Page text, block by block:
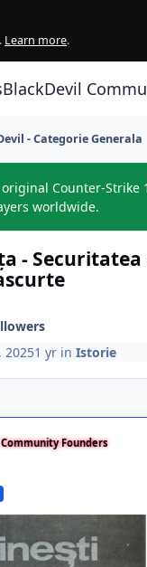
Learn more.
- Categorie Generala
Counter-Strike
worldwide.
- Securitatea
20251 yr inIstorie
Community Founders